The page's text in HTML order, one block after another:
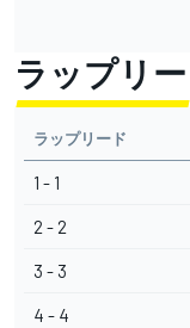
ラップリ
ラップリード
1 - 1
2 - 2
3 - 3
4 - 4